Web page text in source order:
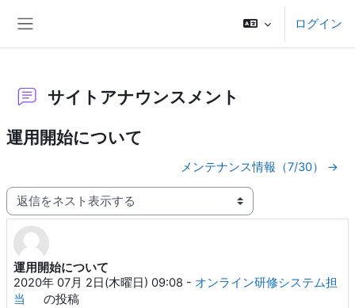
ログイン
サイトアナウンスメント
運用開始について
メンテナンス情報（7/30） →
表示モード
運用開始について
2020年 07月 2日(木曜日) 09:08 - オンライン研修システム担
当
の投稿
返信数: 0